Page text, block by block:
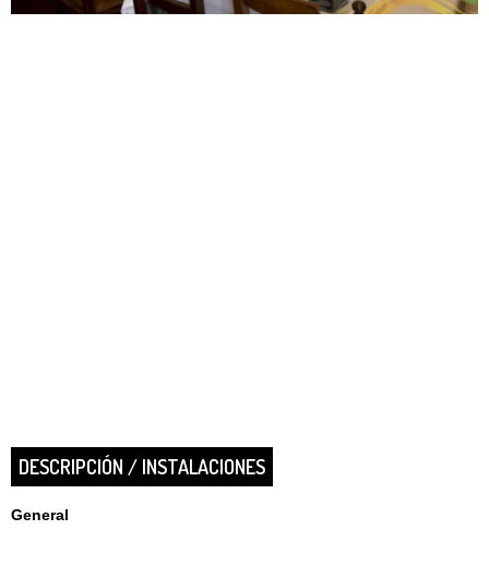
DESCRIPCIÓN / INSTALACIONES
General